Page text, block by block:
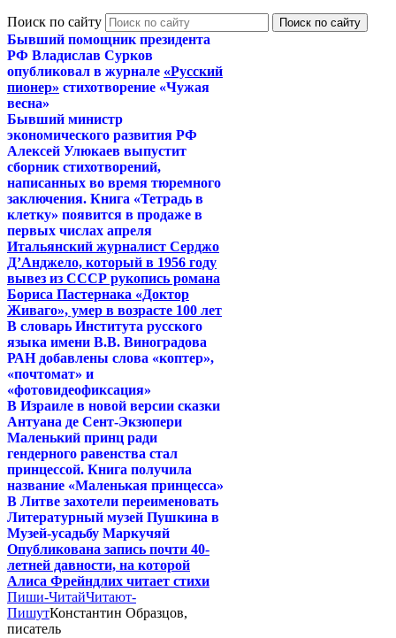
Поиск по сайту
Бывший помощник президента
РФ Владислав Сурков
опубликовал в журнале «Русский
пионер» стихотворение «Чужая
весна»
Бывший министр
экономического развития РФ
Алексей Улюкаев выпустит
сборник стихотворений,
написанных во время тюремного
заключения. Книга «Тетрадь в
клетку» появится в продаже в
первых числах апреля
Итальянский журналист Серджо
Д’Анджело, который в 1956 году
вывез из СССР рукопись романа
Бориса Пастернака «Доктор
Живаго», умер в возрасте 100 лет
В словарь Института русского
языка имени В.В. Виноградова
РАН добавлены слова «коптер»,
«почтомат» и
«фотовидеофиксация»
В Израиле в новой версии сказки
Антуана де Сент-Экзюпери
Маленький принц ради
гендерного равенства стал
принцессой. Книга получила
название «Маленькая принцесса»
В Литве захотели переименовать
Литературный музей Пушкина в
Музей-усадьбу Маркучяй
Опубликована запись почти 40-
летней давности, на которой
Алиса Фрейндлих читает стихи
Пиши-ЧитайЧитают-
ПишутКонстантин Образцов,
писатель